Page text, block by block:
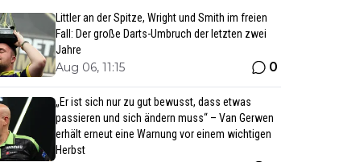
Littler an der Spitze, Wright und Smith im freien
Fall: Der große Darts-Umbruch der letzten zwei
Jahre
Aug 06, 11:15 0
„Er ist sich nur zu gut bewusst, dass etwas
passieren und sich ändern muss“ – Van Gerwen
erhält erneut eine Warnung vor einem wichtigen
Herbst